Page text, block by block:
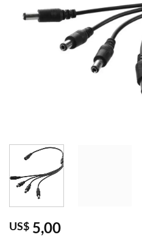
US$ 5,00